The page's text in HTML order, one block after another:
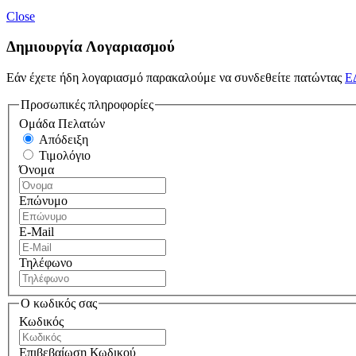
Close
Δημιουργία Λογαριασμού
Εάν έχετε ήδη λογαριασμό παρακαλούμε να συνδεθείτε πατώντας
Προσωπικές πληροφορίες
Ομάδα Πελατών
Απόδειξη
Τιμολόγιο
Όνομα
Επώνυμο
E-Mail
Τηλέφωνο
Ο κωδικός σας
Κωδικός
Επιβεβαίωση Κωδικού